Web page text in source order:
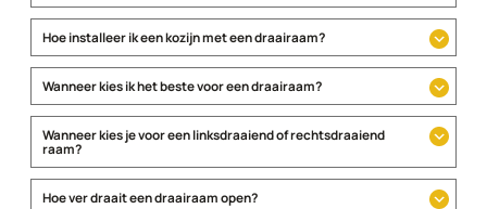
Hoe installeer ik een kozijn met een draairaam?
Wanneer kies ik het beste voor een draairaam?
Wanneer kies je voor een linksdraaiend of rechtsdraaiend
raam?
Hoe ver draait een draairaam open?